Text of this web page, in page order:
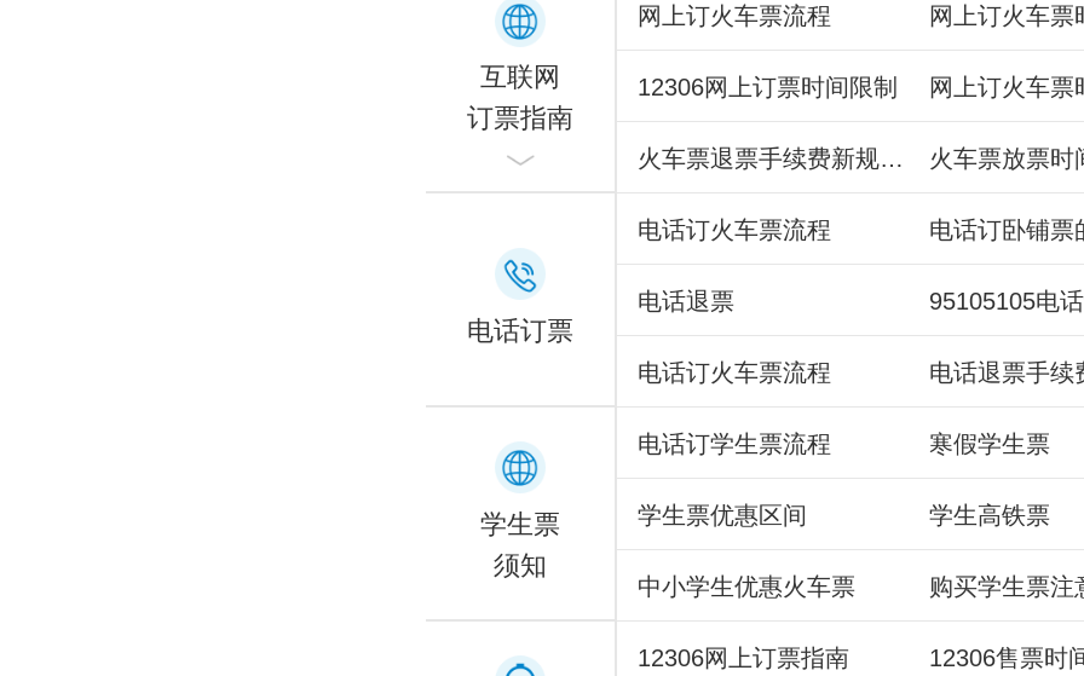
互联网
订票指南
网上订火车票流程 网上订火车票
12306网上订票时间限制 网上订火车票
火车票退票手续费新规定2015 火车票放票时
电话订票
电话订火车票流程 电话订卧铺票
电话退票 95105105电
电话订火车票流程 电话退票手续
学生票
须知
电话订学生票流程 寒假学生票
学生票优惠区间 学生高铁票
中小学生优惠火车票 购买学生票注
12306网上订票指南 12306售票时